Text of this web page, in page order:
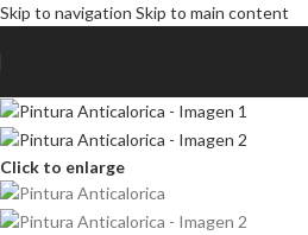
Skip to navigation Skip to main content
Click to enlarge